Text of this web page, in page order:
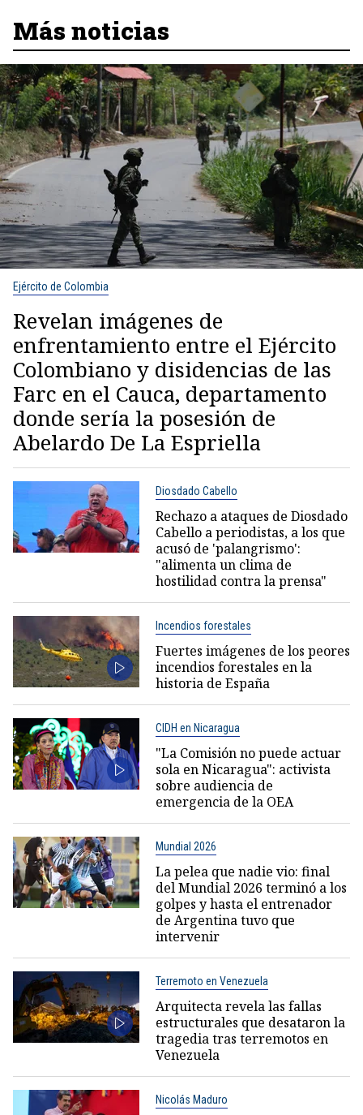
Más noticias
Ejército de Colombia
Revelan imágenes de
enfrentamiento entre el Ejército
Colombiano y disidencias de las
Farc en el Cauca, departamento
donde sería la posesión de
Abelardo De La Espriella
Diosdado Cabello
Rechazo a ataques de Diosdado
Cabello a periodistas, a los que
acusó de 'palangrismo':
"alimenta un clima de
hostilidad contra la prensa"
Incendios forestales
Fuertes imágenes de los peores
incendios forestales en la
historia de España
CIDH en Nicaragua
"La Comisión no puede actuar
sola en Nicaragua": activista
sobre audiencia de
emergencia de la OEA
Mundial 2026
La pelea que nadie vio: final
del Mundial 2026 terminó a los
golpes y hasta el entrenador
de Argentina tuvo que
intervenir
Terremoto en Venezuela
Arquitecta revela las fallas
estructurales que desataron la
tragedia tras terremotos en
Venezuela
Nicolás Maduro